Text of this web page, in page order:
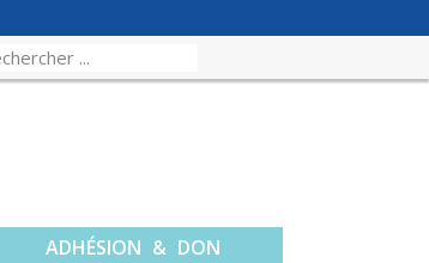
ADHÉSION & DON